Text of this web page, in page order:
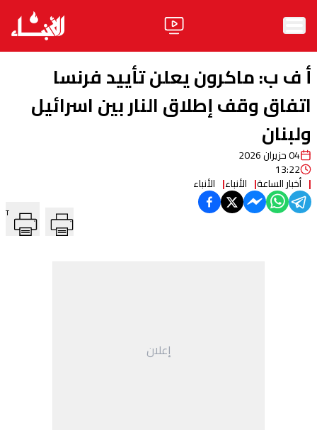
الأخبار
آراء
فيديو
مواقف
وليد جنبلاط
أ ف ب: ماكرون يعلن تأييد فرنسا
اتفاق وقف إطلاق النار بين اسرائيل
ولبنان
04 حزيران 2026
13:22
أخبار الساعة الأنباء الأنباء
T
إعلان